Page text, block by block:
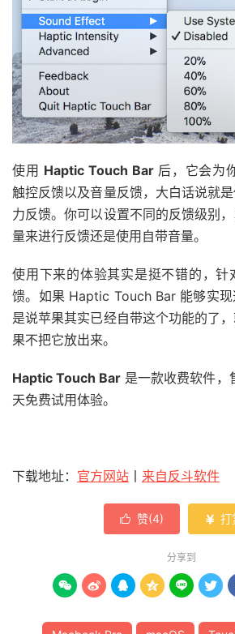
使用 Haptic Touch Bar后，它会为
触控反馈以及音量反馈，大白话说就
力反馈。你可以设置不同的反馈级别
量来进行反馈还是使用自带音量。
使用下来的体验其实是挺不错的，针
馈。如果 Haptic Touch Bar 能够实
是说苹果其实已经自带这个功能的了
果不把它放出来。
Haptic Touch Bar 是一款收费软件
天免费试用体验。
下载地址： 官方网站 来自反斗软件
 赞(4)  打
分享到
     